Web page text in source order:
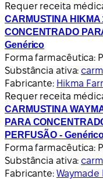
Requer receita
CARMUSTINA HIKMA
CONCENTRADO
Genérico
Forma farmacêutica:
Substância ativa:
Fabricante: Hikma
Requer receita
CARMUSTINA
PARA
PERFUSÃO -
Forma farmacêutica:
Substância ativa:
Fabricante: Waymade